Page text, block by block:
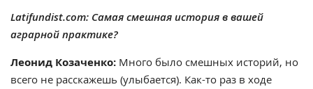
Latifundist.com: Самая смешная история в вашей
аграрной практике?
Леонид Козаченко: Много было смешных историй, но
всего не расскажешь (улыбается). Как-то раз в ходе